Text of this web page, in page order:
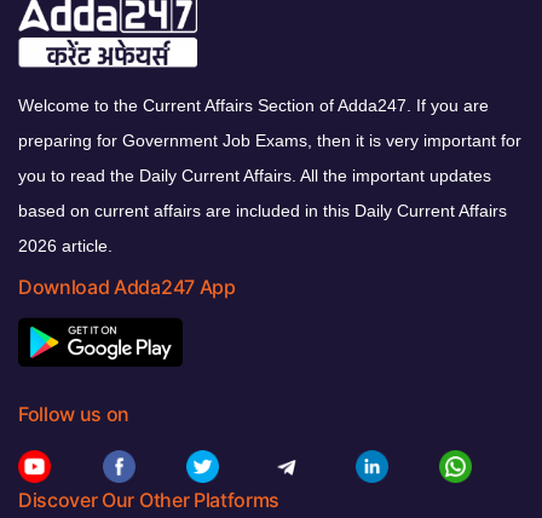
Welcome to the Current Affairs Section of Adda247. If you are
preparing for Government Job Exams, then it is very important for
you to read the Daily Current Affairs. All the important updates
based on current affairs are included in this Daily Current Affairs
2026 article.
Download Adda247 App
Follow us on
Discover Our Other Platforms